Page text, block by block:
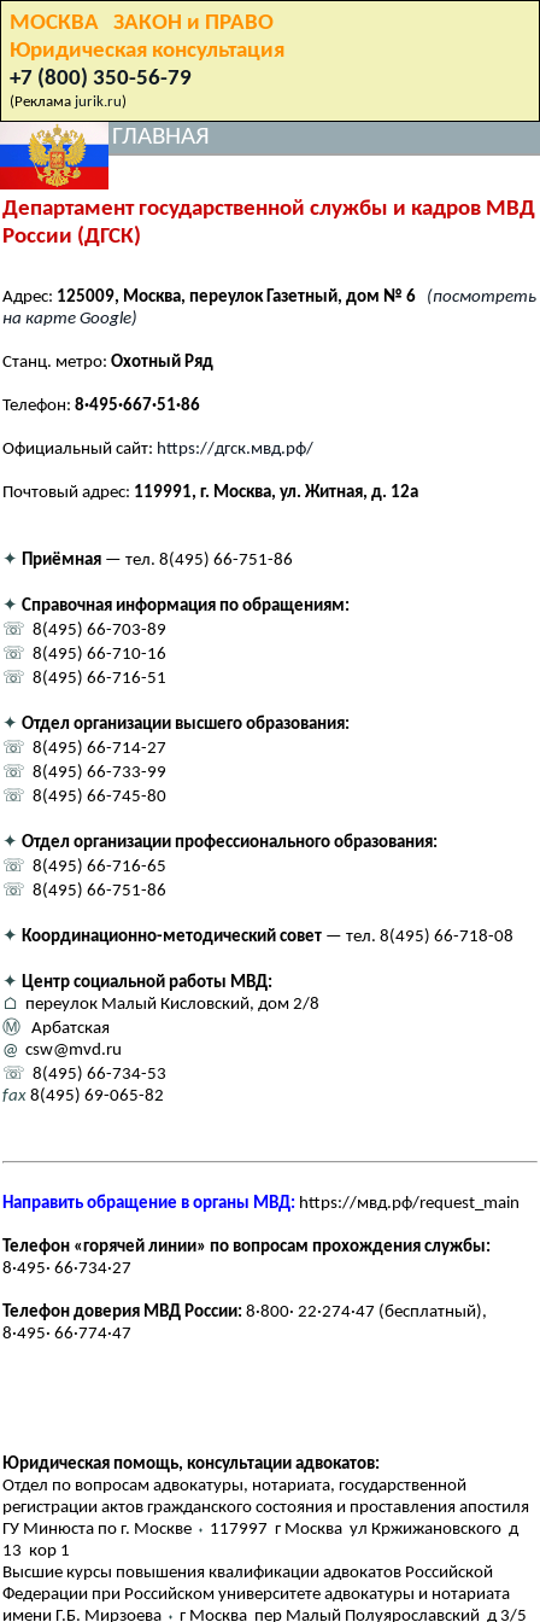
МОСКВА ЗАКОН и ПРАВО
Юридическая консультация
+7 (800) 350-56-79
(Реклама jurik.ru)
ГЛАВНАЯ
Департамент государственной службы и кадров МВД
России (ДГСК)
Адрес: 125009, Москва, переулок Газетный, дом № 6
(посмотреть
на карте Google)
Станц. метро: Охотный Ряд
Телефон: 8·495·667·51·86
Официальный сайт: https://дгск.мвд.рф/
Почтовый адрес: 119991, г. Москва, ул. Житная, д. 12а
✦ Приёмная — тел. 8(495) 66-751-86
✦ Справочная информация по обращениям:
☏ 8(495) 66-703-89
☏ 8(495) 66-710-16
☏ 8(495) 66-716-51
✦ Отдел организации высшего образования:
☏ 8(495) 66-714-27
☏ 8(495) 66-733-99
☏ 8(495) 66-745-80
✦ Отдел организации профессионального образования:
☏ 8(495) 66-716-65
☏ 8(495) 66-751-86
✦ Координационно-методический совет — тел. 8(495) 66-718-08
✦ Центр социальной работы МВД:
⌂ переулок Малый Кисловский, дом 2/8
Ⓜ Арбатская
@ csw@mvd.ru
☏ 8(495) 66-734-53
fax 8(495) 69-065-82
Направить обращение в органы МВД: https://мвд.рф/request_main
Телефон «горячей линии» по вопросам прохождения службы:
8·495· 66·734·27
Телефон доверия МВД России: 8·800· 22·274·47 (бесплатный),
8·495· 66·774·47
Юридическая помощь, консультации адвокатов:
Отдел по вопросам адвокатуры, нотариата, государственной
регистрации актов гражданского состояния и проставления апостиля
ГУ Минюста по г. Москве ⬪ 117997 г Москва ул Кржижановского д
13 кор 1
Высшие курсы повышения квалификации адвокатов Российской
Федерации при Российском университете адвокатуры и нотариата
имени Г.Б. Мирзоева ⬪ г Москва пер Малый Полуярославский д 3/5